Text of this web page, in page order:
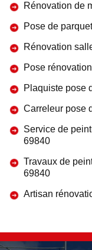
Rénovation de
Pose de
Rénovation
Pose
Plaquiste pose
Carreleur pose
Service de
69840
Travaux de
69840
Artisan